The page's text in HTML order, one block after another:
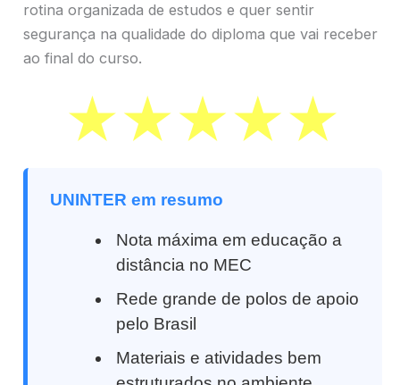
rotina organizada de estudos e quer sentir
segurança na qualidade do diploma que vai receber
ao final do curso.
UNINTER em resumo
Nota máxima em educação a
distância no MEC
Rede grande de polos de apoio
pelo Brasil
Materiais e atividades bem